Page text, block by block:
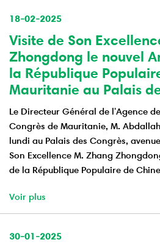
18-02-2025
Visite de Son
Zhongdong le nouvel
la République
Mauritanie au Palais
Le Directeur Général de l'Agence
Congrès de Mauritanie, M.
lundi au Palais des Congrès,
Son Excellence M. Zhang
de la République Populaire de
Voir plus
30-01-2025